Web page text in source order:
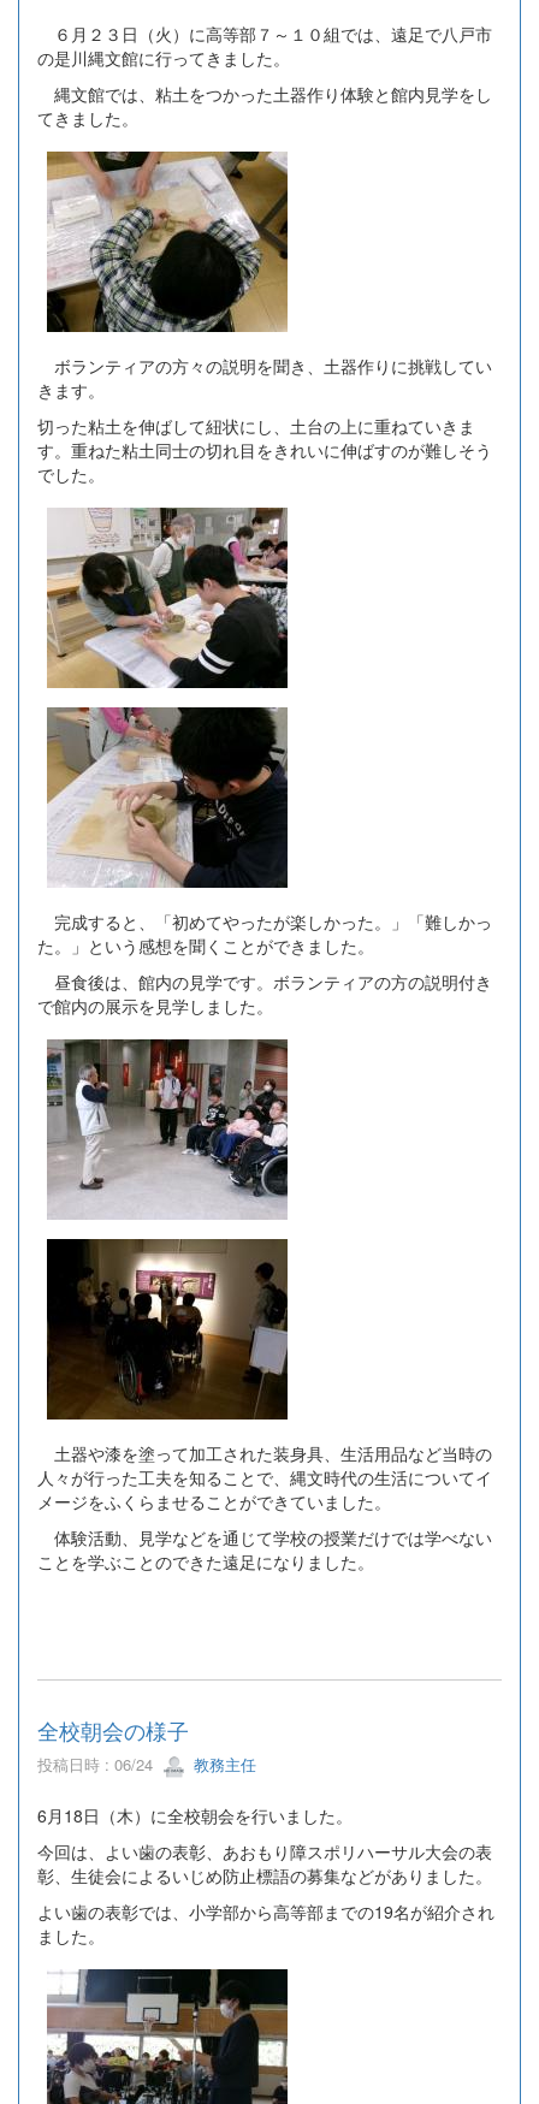
６月２３日（火）に高等部７～１０組では、遠足で八戸市
の是川縄文館に行ってきました。
縄文館では、粘土をつかった土器作り体験と館内見学をし
てきました。
ボランティアの方々の説明を聞き、土器作りに挑戦してい
きます。
切った粘土を伸ばして紐状にし、土台の上に重ねていきま
す。重ねた粘土同士の切れ目をきれいに伸ばすのが難しそう
でした。
完成すると、「初めてやったが楽しかった。」「難しかっ
た。」という感想を聞くことができました。
昼食後は、館内の見学です。ボランティアの方の説明付き
で館内の展示を見学しました。
土器や漆を塗って加工された装身具、生活用品など当時の
人々が行った工夫を知ることで、縄文時代の生活についてイ
メージをふくらませることができていました。
体験活動、見学などを通じて学校の授業だけでは学べない
ことを学ぶことのできた遠足になりました。
全校朝会の様子
投稿日時 : 06/24 教務主任
6月18日（木）に全校朝会を行いました。
今回は、よい歯の表彰、あおもり障スポリハーサル大会の表
彰、生徒会によるいじめ防止標語の募集などがありました。
よい歯の表彰では、小学部から高等部までの19名が紹介され
ました。